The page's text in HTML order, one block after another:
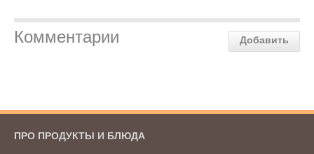
Добавить
Комментарии
ПРО ПРОДУКТЫ И БЛЮДА